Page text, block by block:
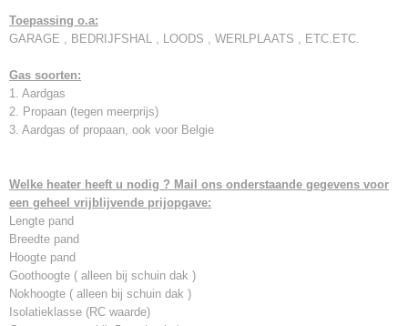
Toepassing o.a:
GARAGE , BEDRIJFSHAL , LOODS , WERLPLAATS , ETC.ETC.
Gas soorten:
1. Aardgas
2. Propaan (tegen meerprijs)
3. Aardgas of propaan, ook voor Belgie
Welke heater heeft u nodig ? Mail ons onderstaande gegevens voor
een geheel vrijblijvende prijopgave:
Lengte pand
Breedte pand
Hoogte pand
Goothoogte ( alleen bij schuin dak )
Nokhoogte ( alleen bij schuin dak )
Isolatieklasse (RC waarde)